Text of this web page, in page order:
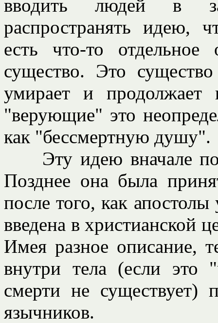
вводить людей в
распространять идею,
есть что-то отдельное
существо. Это
умирает и продолжает
"верующие" это
как "бессмертную душу".
Эту идею вначале
Позднее она была
после того, как
введена в христианской
Имея разное описание,
внутри тела (если это
смерти не существует)
язычников.